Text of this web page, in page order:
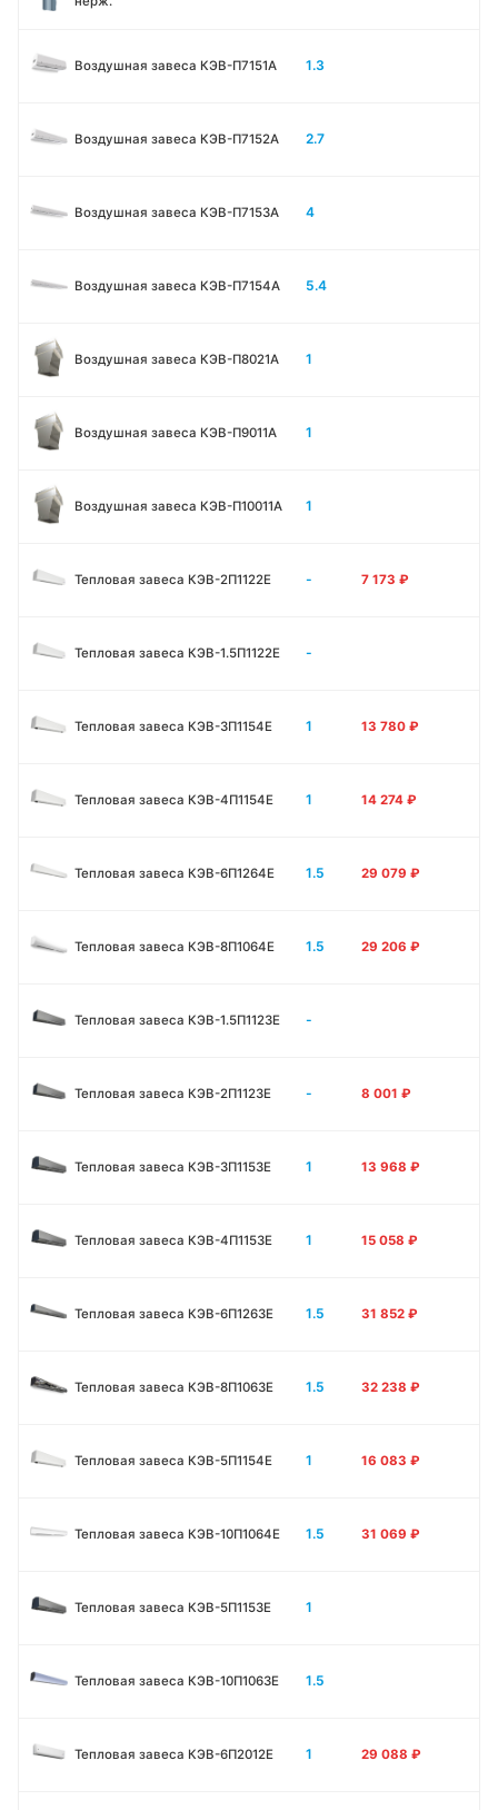
Воздушная завеса КЭВ-П7151A 1.3
Воздушная завеса КЭВ-П7152A 2.7
Воздушная завеса КЭВ-П7153A 4
Воздушная завеса КЭВ-П7154A 5.4
Воздушная завеса КЭВ-П8021A 1
Воздушная завеса КЭВ-П9011A 1
Воздушная завеса КЭВ-П10011A 1
Тепловая завеса КЭВ-2П1122E - 7 173 ₽
Тепловая завеса КЭВ-1.5П1122E -
Тепловая завеса КЭВ-3П1154E 1 13 780 ₽
Тепловая завеса КЭВ-4П1154E 1 14 274 ₽
Тепловая завеса КЭВ-6П1264E 1.5 29 079 ₽
Тепловая завеса КЭВ-8П1064E 1.5 29 206 ₽
Тепловая завеса КЭВ-1.5П1123E -
Тепловая завеса КЭВ-2П1123E - 8 001 ₽
Тепловая завеса КЭВ-3П1153E 1 13 968 ₽
Тепловая завеса КЭВ-4П1153E 1 15 058 ₽
Тепловая завеса КЭВ-6П1263E 1.5 31 852 ₽
Тепловая завеса КЭВ-8П1063E 1.5 32 238 ₽
Тепловая завеса КЭВ-5П1154E 1 16 083 ₽
Тепловая завеса КЭВ-10П1064E 1.5 31 069 ₽
Тепловая завеса КЭВ-5П1153E 1
Тепловая завеса КЭВ-10П1063E 1.5
Тепловая завеса КЭВ-6П2012Е 1 29 088 ₽